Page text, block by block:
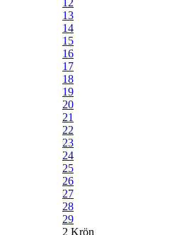
13
14
15
16
17
18
19
20
21
22
23
24
25
26
27
28
29
2 Krön